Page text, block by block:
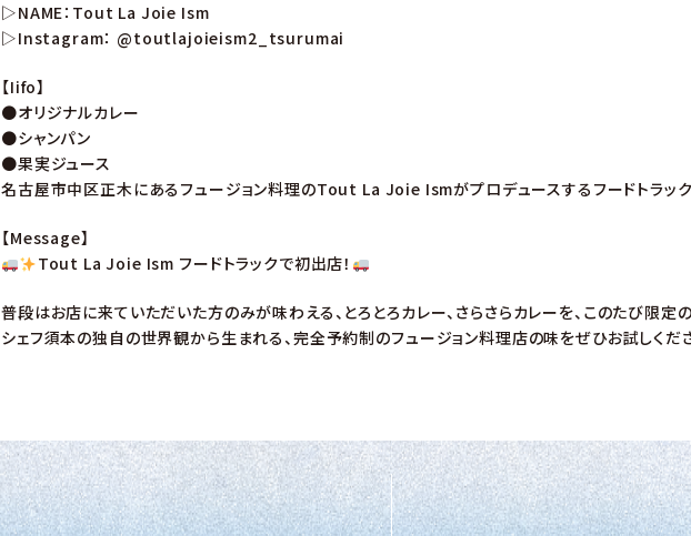
▷NAME：Tout La Joie Ism
▷Instagram： @toutlajoieism2_tsurumai
【Iifo】
●オリジナルカレー
●シャンパン
●果実ジュース
名古屋市中区正木にあるフュージョン料理のTout La Joie Ismがプロデュースするフードトラック
【Message】
Tout La Joie Ism フードトラックで初出店！
普段はお店に来ていただいた方のみが味わえる、とろとろカレー、さらさらカレーを、このたび限定
シェフ須本の独自の世界観から生まれる、完全予約制のフュージョン料理店の味をぜひお試しくだ